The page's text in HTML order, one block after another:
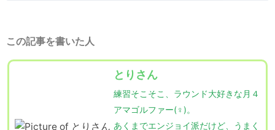
この記事を書いた人
とりさん
練習そこそこ、ラウンド大好きな月４
アマゴルファー(♀)。
あくまでエンジョイ派だけど、うまく